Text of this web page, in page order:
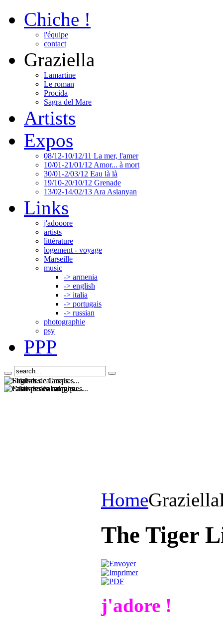
Chiche !
l'équipe
contact
Graziella
Lamartine
Le roman
Procida
Sagra del Mare
Artists
Expos
08/12-10/12/11 La mer, l'amer
10/01-21/01/12 Amor... à mort
30/01-2/03/12 Eau là là
19/10-20/10/12 Grenade
13/02-14/02/13 Ara Aslanyan
Links
j'adooore
artists
littérature
logement - voyage
Marseille
music
-> armenia
-> english
-> italia
-> portugais
-> russian
photographie
psy
PPP
HomeGraziella
The Tiger
j'adore !